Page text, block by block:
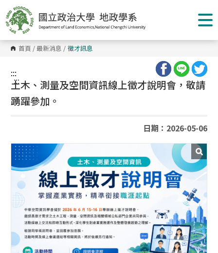
到
主
要
內
容
區 首頁 /最新消息 / 徵才訊息
:::
:::
土木、測量及空間資訊線上徵才說明會，敬請
踴躍參加。
日期：2026-05-06